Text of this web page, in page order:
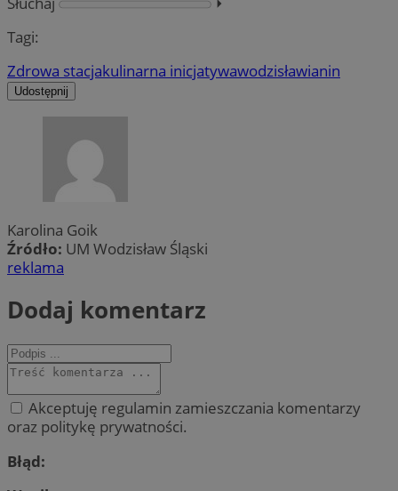
Tagi:
Zdrowa stacjakulinarna inicjatywawodzisławianin
Udostępnij
Karolina Goik
Źródło: UM Wodzisław Śląski
reklama
Dodaj komentarz
Akceptuję regulamin zamieszczania komentarzy
oraz politykę prywatności.
Błąd: